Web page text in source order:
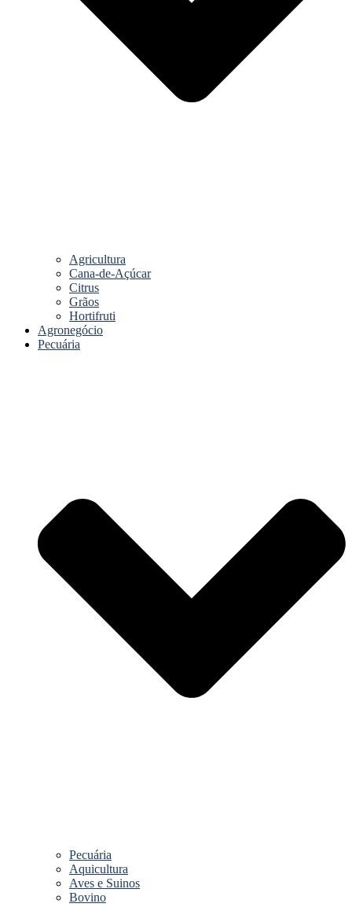
Agricultura
Cana-de-Açúcar
Citrus
Grãos
Hortifruti
Agronegócio
Pecuária
Pecuária
Aquicultura
Aves e Suinos
Bovino